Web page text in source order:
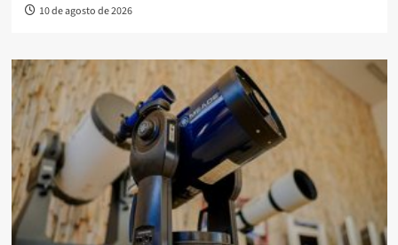
10 de agosto de 2026